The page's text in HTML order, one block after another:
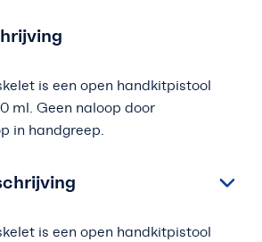
is een open handkitpistool
ml. Geen naloop door
in handgreep.
is een open handkitpistool